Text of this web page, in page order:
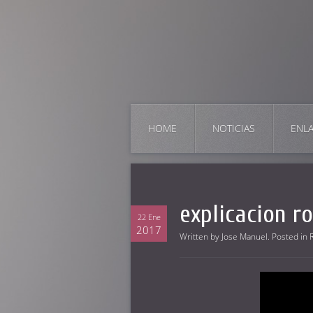
HOME NOTICIAS
22 Ene
2017
explicacion
Written by Jose Manuel. Posted in